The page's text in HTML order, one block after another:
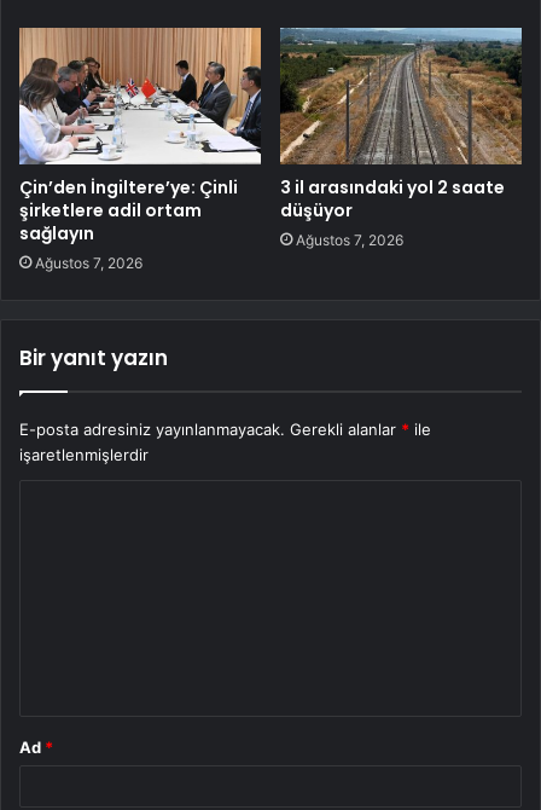
Çin’den İngiltere’ye: Çinli
şirketlere adil ortam
sağlayın
Ağustos 7, 2026
3 il arasındaki yol 2 saate
düşüyor
Ağustos 7, 2026
Bir yanıt yazın
E-posta adresiniz yayınlanmayacak. Gerekli alanlar * ile
işaretlenmişlerdir
Ad *